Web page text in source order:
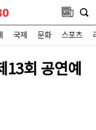
국제 문화 스포츠
13회 공연예